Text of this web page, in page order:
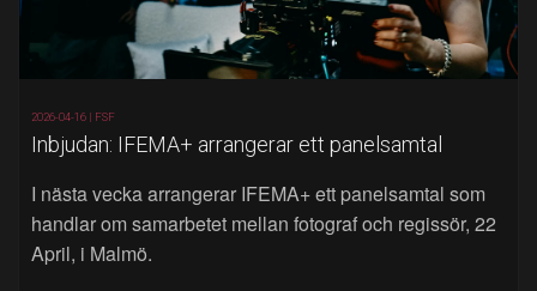
2026-04-16 | FSF
Inbjudan: IFEMA+ arrangerar ett panelsamtal
I nästa vecka arrangerar IFEMA+ ett panelsamtal som
handlar om samarbetet mellan fotograf och regissör, 22
April, i Malmö.